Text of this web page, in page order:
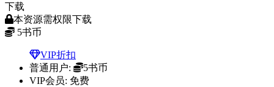
下载
本资源需权限下载
5书币
VIP折扣
普通用户:
5书币
VIP会员: 免费